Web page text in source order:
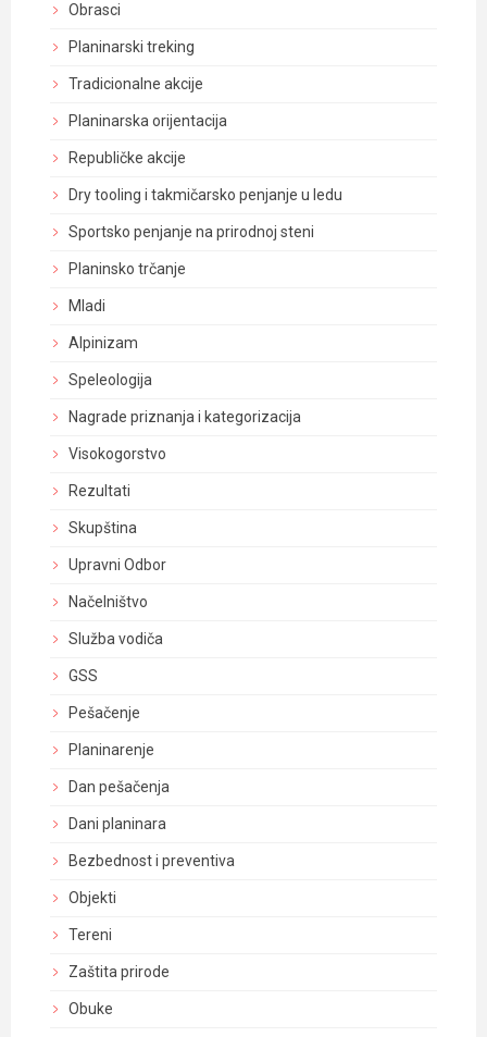
Obrasci
Planinarski treking
Tradicionalne akcije
Planinarska orijentacija
Republičke akcije
Dry tooling i takmičarsko penjanje u ledu
Sportsko penjanje na prirodnoj steni
Planinsko trčanje
Mladi
Alpinizam
Speleologija
Nagrade priznanja i kategorizacija
Visokogorstvo
Rezultati
Skupština
Upravni Odbor
Načelništvo
Služba vodiča
GSS
Pešačenje
Planinarenje
Dan pešačenja
Dani planinara
Bezbednost i preventiva
Objekti
Tereni
Zaštita prirode
Obuke